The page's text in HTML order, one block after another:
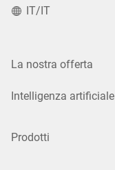
IT/IT
La nostra offerta
Intelligenza artificiale
Prodotti